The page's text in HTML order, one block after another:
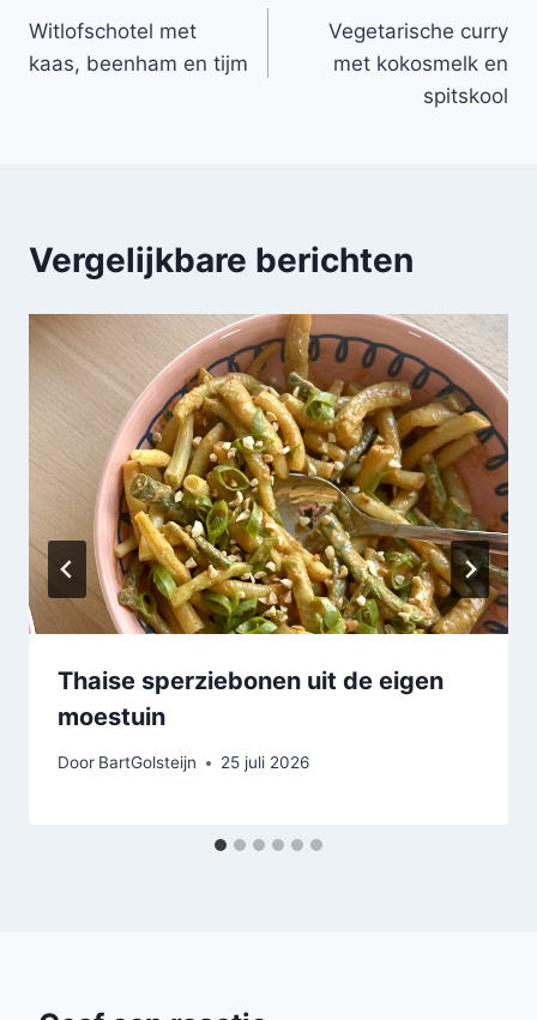
navigatie
Witlofschotel met
kaas, beenham en tijm
Vegetarische curry
met kokosmelk en
spitskool
Vergelijkbare berichten
Thaise sperziebonen uit de eigen
moestuin
Door BartGolsteijn 25 juli 2026